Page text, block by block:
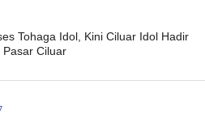
Tohaga Idol, Kini Ciluar Idol Hadir
Ciluar